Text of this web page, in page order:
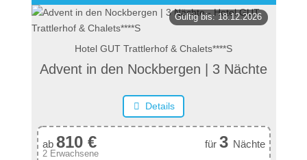
Gültig bis: 18.12.2026
Hotel GUT Trattlerhof & Chalets****S
Advent in den Nockbergen | 3 Nächte
Details
ab 810 € für 3 Nächte
2 Erwachsene